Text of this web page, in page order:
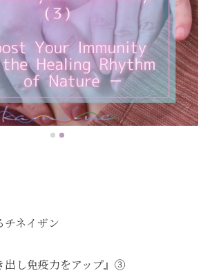
チネイザン
出し免疫力をアップ』③